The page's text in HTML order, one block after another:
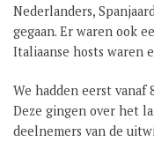
GROEP
Nederlanders,
gegaan. Er waren ook
Italiaanse hosts waren
We hadden eerst vanaf
Deze gingen over het
deelnemers van de